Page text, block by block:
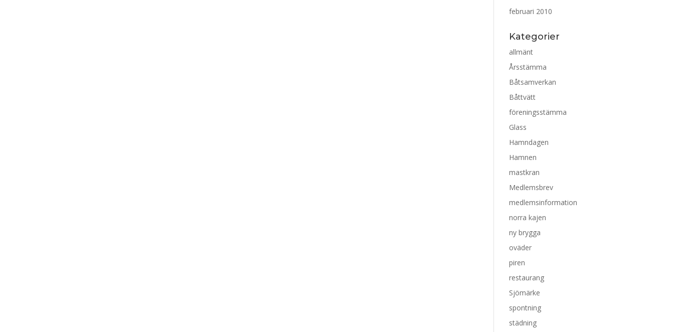
februari 2010
Kategorier
allmänt
Årsstämma
Båtsamverkan
Båttvätt
föreningsstämma
Glass
Hamndagen
Hamnen
mastkran
Medlemsbrev
medlemsinformation
norra kajen
ny brygga
oväder
piren
restaurang
Sjömärke
spontning
städning